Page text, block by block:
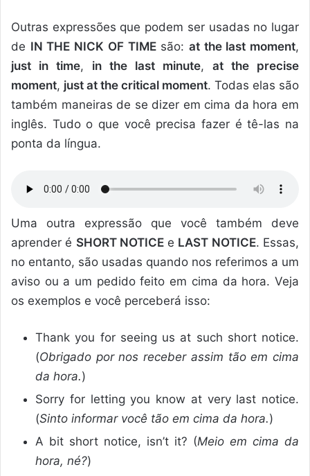
Outras expressões que podem ser usadas no lugar
de IN THE NICK OF TIMEsão: at the last moment,
just in time, in the last minute, at the precise
moment, just at the critical moment. Todas elas são
também maneiras de se dizer em cima da hora em
inglês. Tudo o que você precisa fazer é tê-las na
ponta da língua.
Uma outra expressão que você também deve
aprender é SHORT NOTICEe LAST NOTICE. Essas,
no entanto, são usadas quando nos referimos a um
aviso ou a um pedido feito em cima da hora. Veja
os exemplos e você perceberá isso:
Thank you for seeing us at such short notice.
(Obrigado por nos receber assim tão em cima
da hora.)
Sorry for letting you know at very last notice.
(Sinto informar você tão em cima da hora.)
A bit short notice, isn’t it? (Meio em cima da
hora, né?)